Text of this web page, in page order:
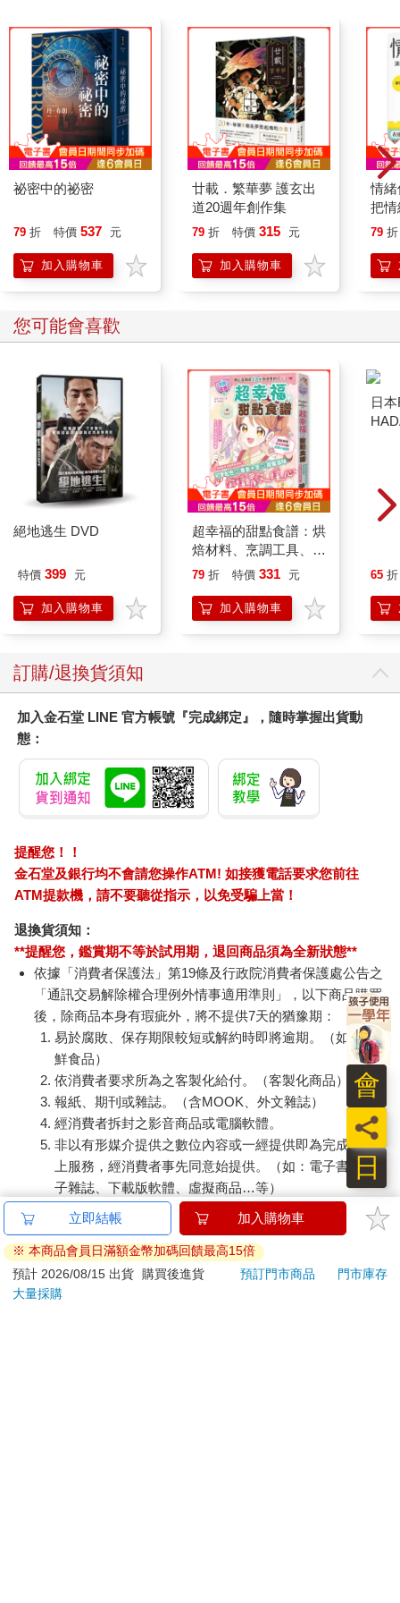
祕密中的祕密
79 折 特價 537 元
加入購物車
廿載．繁華夢 護玄出
道20週年創作集
79 折 特價 315 元
加入購物車
情
把
誰
79 折
您可能會喜歡
絕地逃生 DVD
特價 399 元
加入購物車
超幸福的甜點食譜：烘
焙材料、烹調工具、可
愛配色【閃亮女孩6】
79 折 特價 331 元
加入購物車
金
臉
65 折
訂購/退換貨須知
加入金石堂 LINE 官方帳號『完成綁定』，隨時掌握出貨動
態：
提醒您！！
金石堂及銀行均不會請您操作ATM! 如接獲電話要求您前往
ATM提款機，請不要聽從指示，以免受騙上當！
退換貨須知：
**提醒您，鑑賞期不等於試用期，退回商品須為全新狀態**
依據「消費者保護法」第19條及行政院消費者保護處公告之
「通訊交易解除權合理例外情事適用準則」，以下商品購買
後，除商品本身有瑕疵外，將不提供7天的猶豫期：
易於腐敗、保存期限較短或解約時即將逾期。（如：生
鮮食品）
依消費者要求所為之客製化給付。（客製化商品）
報紙、期刊或雜誌。（含MOOK、外文雜誌）
經消費者拆封之影音商品或電腦軟體。
非以有形媒介提供之數位內容或一經提供即為完成之線
上服務，經消費者事先同意始提供。（如：電子書、電
子雜誌、下載版軟體、虛擬商品…等）
已拆封之個人衛生用品。（如：內衣褲、刮鬍刀、除毛
若非上列種類商品，均享有到貨7天的猶豫期（含例假
日）。
辦理退換貨時，商品（組合商品恕無法接受單獨退貨）必須
立即結帳 加入購物車
※ 本商品會員日滿額金幣加碼回饋最高15倍
預計 2026/08/15 出貨
購買後進貨 預訂門市商品
門市庫存
大量採購
日
員
會